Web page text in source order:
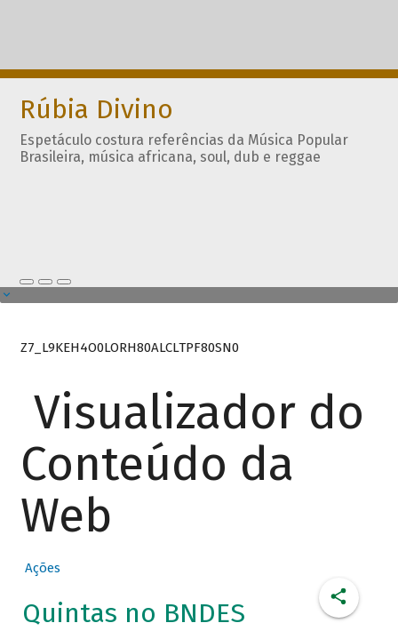
Rúbia Divino
Espetáculo costura referências da Música Popular
Brasileira, música africana, soul, dub e reggae
Z7_L9KEH4O0LORH80ALCLTPF80SN0
Visualizador do
Conteúdo da
Web
Ações
Quintas no BNDES